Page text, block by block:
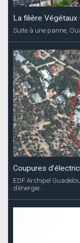
La filière
Suite à une panne,
Coupures
EDF Archipel
d’énergie...